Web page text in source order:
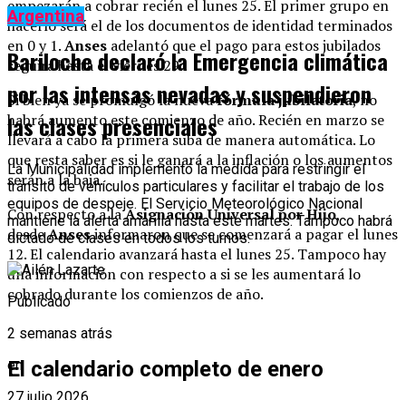
empezarán a cobrar recién el lunes 25. El primer grupo en
hacerlo será el de los documentos de identidad terminados
en 0 y 1.Anses adelantó que el pago para estos jubilados
seguirá hasta el viernes 29.
Si bien ya se promulgó la nuevafórmula jubilatoria, no
habrá aumento este comienzo de año. Recién en marzo se
llevará a cabo la primera suba de manera automática. Lo
que resta saber es si le ganará a la inflación o los aumentos
serán a la baja.
Con respecto a laAsignación Universal por Hijo,
desdeAnsesinformaron que se comenzará a pagar el lunes
12. El calendario avanzará hasta el lunes 25. Tampoco hay
una información con respecto a si se les aumentará lo
cobrado durante los comienzos de año.
El calendario completo de enero
Argentina
Bariloche declaró la Emergencia climática
por las intensas nevadas y suspendieron
las clases presenciales
La Municipalidad implementó la medida para restringir el
tránsito de vehículos particulares y facilitar el trabajo de los
equipos de despeje. El Servicio Meteorológico Nacional
mantiene la alerta amarilla hasta este martes. Tampoco habrá
dictado de clases en todos los turnos.
Publicado
2 semanas atrás
en